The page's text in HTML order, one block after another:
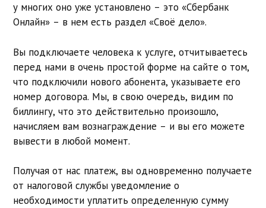
у многих оно уже установлено – это «Сбербанк
Онлайн» – в нем есть раздел «Своё дело».
Вы подключаете человека к услуге, отчитываетесь
перед нами в очень простой форме на сайте о том,
что подключили нового абонента, указываете его
номер договора. Мы, в свою очередь, видим по
биллингу, что это действительно произошло,
начисляем вам вознаграждение – и вы его можете
вывести в любой момент.
Получая от нас платеж, вы одновременно получаете
от налоговой службы уведомление о
необходимости уплатить определенную сумму